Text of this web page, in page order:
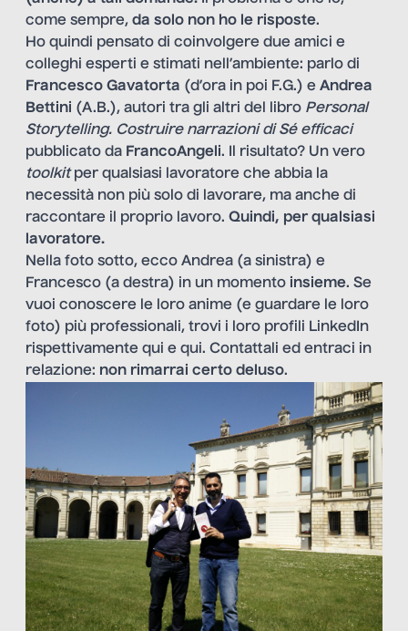
come sempre, da solo non ho le risposte.
Ho quindi pensato di coinvolgere due amici e
colleghi esperti e stimati nell’ambiente: parlo di
Francesco Gavatorta (d’ora in poi F.G.) e Andrea
Bettini (A.B.), autori tra gli altri del libro Personal
Storytelling. Costruire narrazioni di Sé efficaci
pubblicato da FrancoAngeli. Il risultato? Un vero
toolkitper qualsiasi lavoratore che abbia la
necessità non più solo di lavorare, ma anche di
raccontare il proprio lavoro. Quindi, per qualsiasi
lavoratore.
Nella foto sotto, ecco Andrea (a sinistra) e
Francesco (a destra) in un momento insieme. Se
vuoi conoscere le loro anime (e guardare le loro
foto) più professionali, trovi i loro profili LinkedIn
rispettivamente qui e qui. Contattali ed entraci in
relazione: non rimarrai certo deluso.